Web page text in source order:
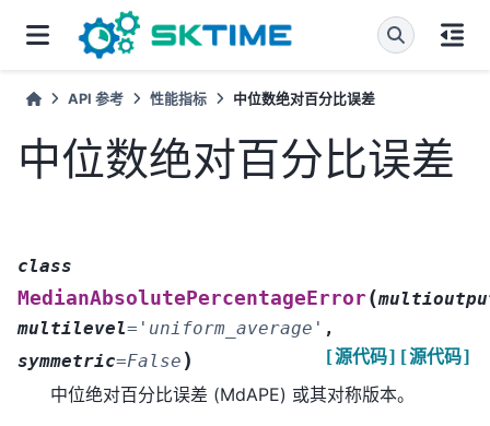
API 参考 性能指标 中位数绝对百分比误差
中位数绝对百分比误差
class
MedianAbsolutePercentageError(
multilevel= 'uniform_average' ,
symmetric=False ) [源代码]
[源代码]
中位绝对百分比误差 (MdAPE) 或其对称版本。